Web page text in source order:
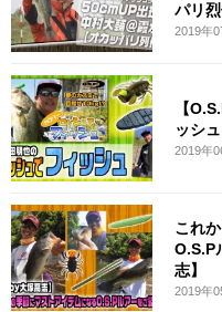
パリ烈
2019年
【
ッシ
2019年
これ
O.S.P
志】
2019年